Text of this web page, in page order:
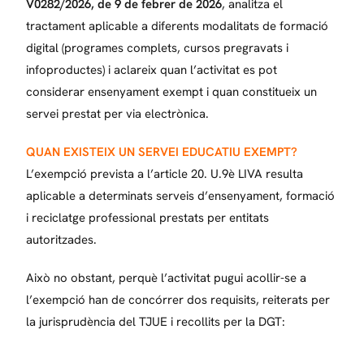
V0282/2026, de 9 de febrer de 2026, analitza el
tractament aplicable a diferents modalitats de formació
digital (programes complets, cursos pregravats i
infoproductes) i aclareix quan l’activitat es pot
considerar ensenyament exempt i quan constitueix un
servei prestat per via electrònica.
QUAN EXISTEIX UN SERVEI EDUCATIU EXEMPT?
L’exempció prevista a l’article 20. U.9è LIVA resulta
aplicable a determinats serveis d’ensenyament, formació
i reciclatge professional prestats per entitats
autoritzades.
Això no obstant, perquè l’activitat pugui acollir-se a
l’exempció han de concórrer dos requisits, reiterats per
la jurisprudència del TJUE i recollits per la DGT: